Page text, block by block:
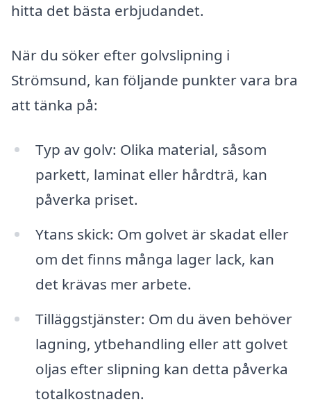
hitta det bästa erbjudandet.
När du söker efter golvslipning i
Strömsund, kan följande punkter vara bra
att tänka på:
Typ av golv: Olika material, såsom
parkett, laminat eller hårdträ, kan
påverka priset.
Ytans skick: Om golvet är skadat eller
om det finns många lager lack, kan
det krävas mer arbete.
Tilläggstjänster: Om du även behöver
lagning, ytbehandling eller att golvet
oljas efter slipning kan detta påverka
totalkostnaden.